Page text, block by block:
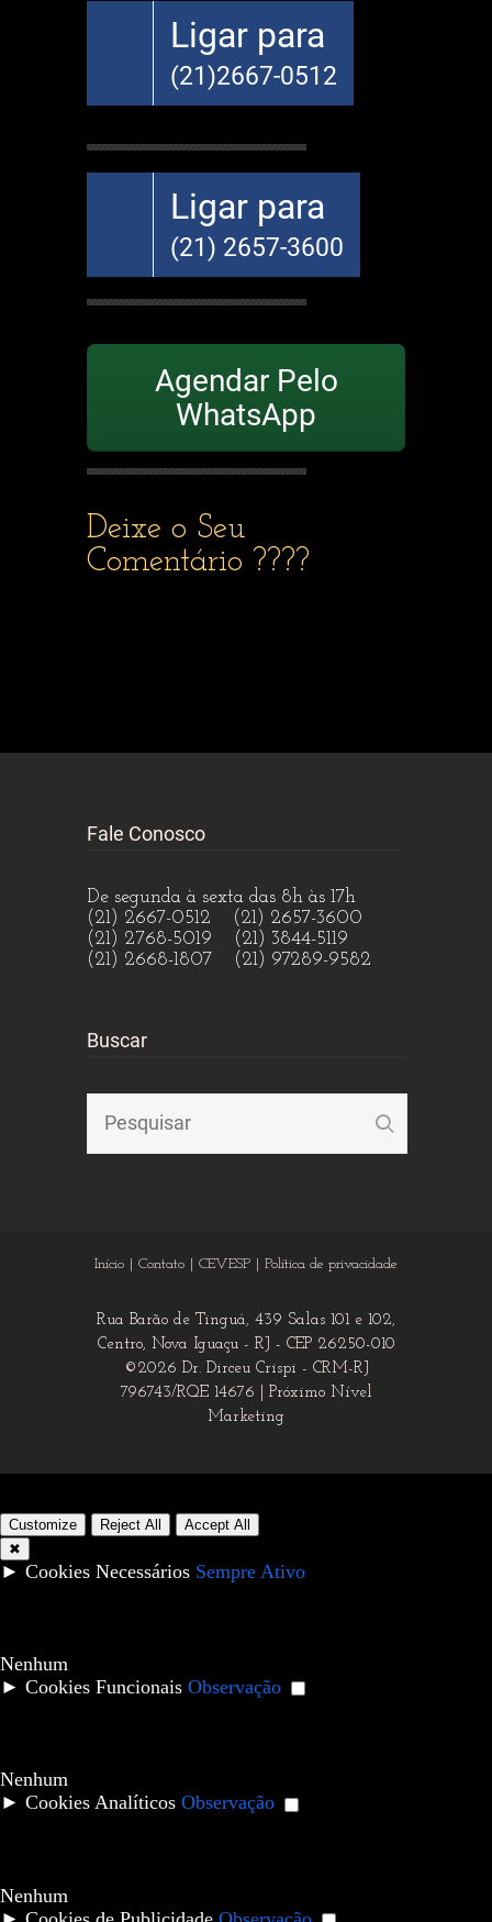
Ligar para
(21)2667-0512
Ligar para
(21) 2657-3600
Agendar Pelo
WhatsApp
Deixe o Seu
Comentário ????
Fale Conosco
De segunda à sexta das 8h às 17h
(21) 2667-0512 (21) 2657-3600
(21) 2768-5019 (21) 3844-5119
(21) 2668-1807 (21) 97289-9582
Buscar
Início Contato CEVESP Política de privacidade
Rua Barão de Tinguá, 439 Salas 101 e 102,
Centro, Nova Iguaçu - RJ - CEP 26250-010
©2026 Dr. Dirceu Crispi - CRM-RJ
796743/RQE 14676 | Próximo Nível
Marketing
Customize Reject All
Accept All
✖
► Cookies Necessários Sempre Ativo
Nenhum
► Cookies Funcionais Observação
Nenhum
► Cookies Analíticos Observação
Nenhum